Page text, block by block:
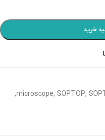
خرید
microscope, SOPTOP,
,